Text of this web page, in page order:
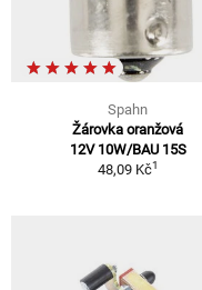
Spahn
Žárovka oranžová
12V 10W/BAU 15S
48,09 Kč1